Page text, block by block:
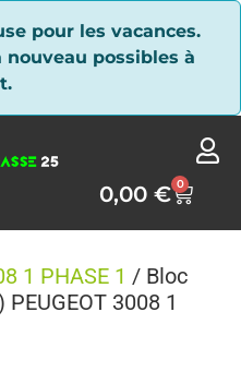
pour les vacances.
possibles à
0,00€ 0
1 PHASE 1 / Bloc
3008 1
cookies